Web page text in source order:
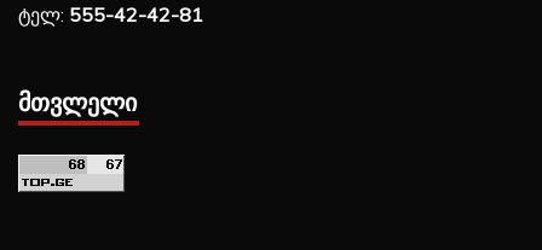
ტელ: 555-42-42-81
ᲛᲗᲕᲚᲔᲚᲘ